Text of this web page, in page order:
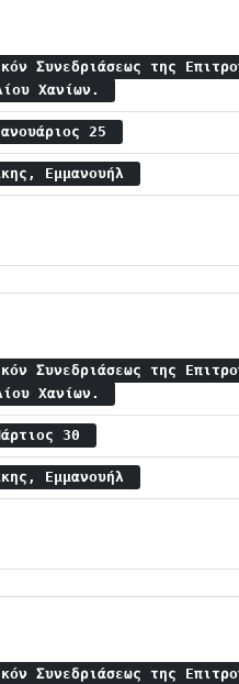
Συνεδριάσεως της
Χανίων.
25
Εμμανουήλ
Συνεδριάσεως της
Χανίων.
30
Εμμανουήλ
Συνεδριάσεως της